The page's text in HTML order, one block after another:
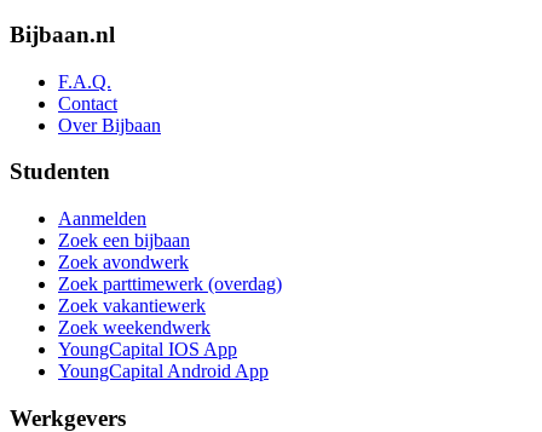
Bijbaan.nl
F.A.Q.
Contact
Over Bijbaan
Studenten
Aanmelden
Zoek een bijbaan
Zoek avondwerk
Zoek parttimewerk (overdag)
Zoek vakantiewerk
Zoek weekendwerk
YoungCapital IOS App
YoungCapital Android App
Werkgevers